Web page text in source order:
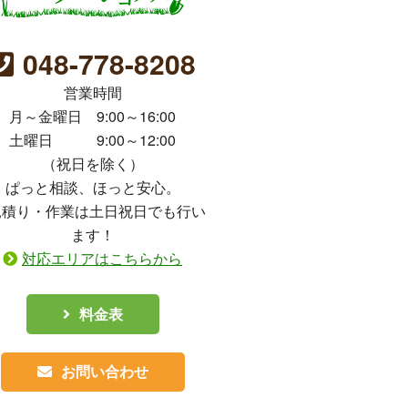
048-778-8208
営業時間
月～金曜日 9:00～16:00
土曜日 9:00～12:00
（祝日を除く）
ぱっと相談、ほっと安心。
り・作業は土日祝日でも行い
ます！
対応エリアはこちらから
料金表
お問い合わせ